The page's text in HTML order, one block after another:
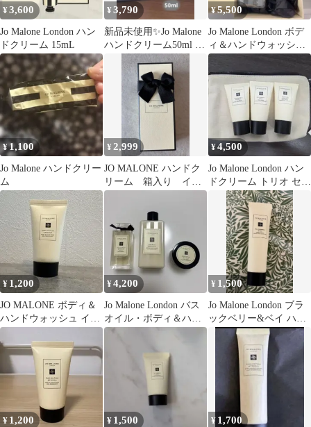
¥3,600
Jo Malone London ハン
ドクリーム 15mL
¥3,790
新品未使用✨Jo Malone
ハンドクリーム50ml プ
レゼント用
¥5,500
Jo Malone London ボデ
ィ＆ハンドウォッシュ
ハンドクリーム
¥1,100
Jo Malone ハンドクリー
ム
¥ 2,999
JO MALONE ハンドク
リーム 箱入り イン
グリッシュペア＆スイ
¥4,500
Jo Malone London ハン
ドクリーム トリオ セッ
¥ 1,200
JO MALONE ボディ＆
ハンドウォッシュ イン
グリッシュペアー
¥4,200
Jo Malone London バス
オイル・ボディ＆ハン
ドローション・クリー
¥ 1,500
Jo Malone London ブラ
ックベリー&ベイ ハン
ドクリーム 15ml
¥ 1,200 ¥ 1,500 ¥ 1,700